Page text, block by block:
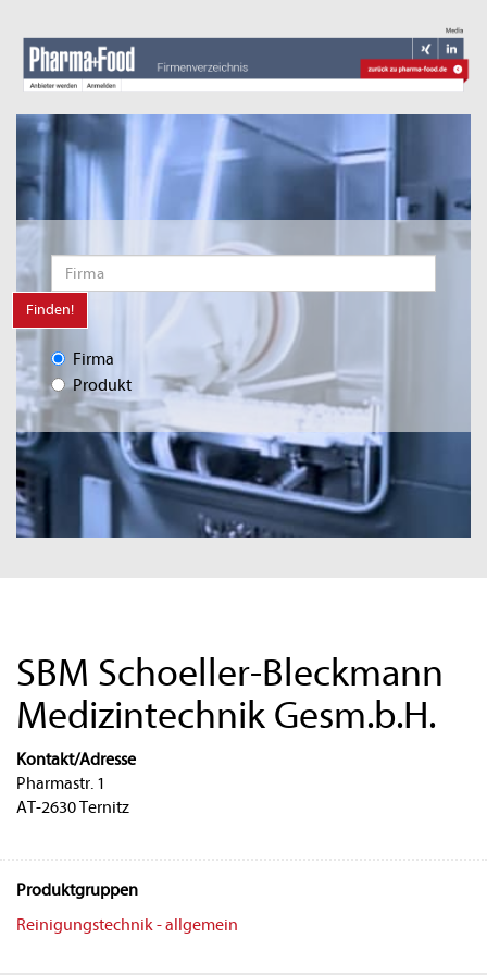
Finden!
Firma
Produkt
SBM Schoeller-Bleckmann
Medizintechnik Gesm.b.H.
Kontakt/Adresse
Pharmastr. 1
AT-2630 Ternitz
Produktgruppen
Reinigungstechnik - allgemein